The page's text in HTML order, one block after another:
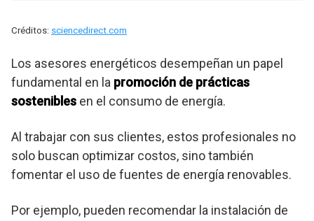
Créditos: sciencedirect.com
Los asesores energéticos desempeñan un papel
fundamental en la promoción de prácticas
sostenibles en el consumo de energía.
Al trabajar con sus clientes, estos profesionales no
solo buscan optimizar costos, sino también
fomentar el uso de fuentes de energía renovables.
Por ejemplo, pueden recomendar la instalación de